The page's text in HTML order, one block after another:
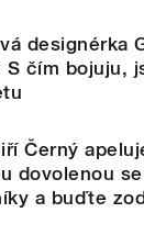
designérka
S čím bojuju,
Černý
dovolenou
a buďte